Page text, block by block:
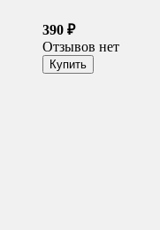
390 ₽
Отзывов нет